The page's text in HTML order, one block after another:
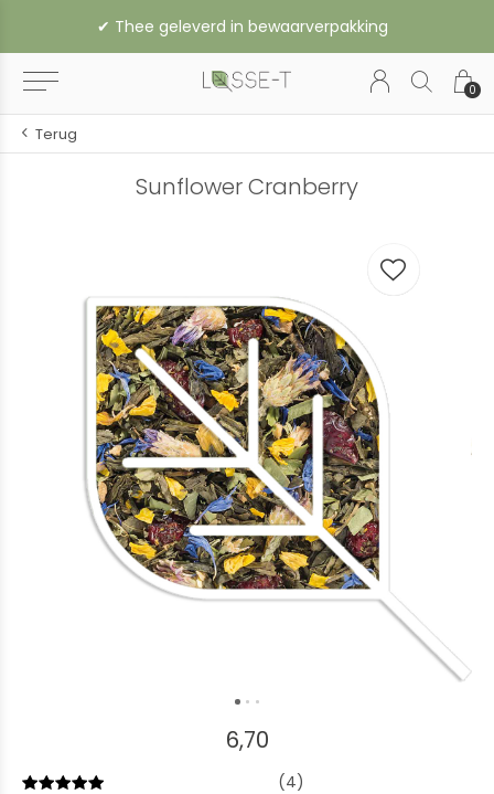
0
geleverd in bewaarverpakking
Terug
Sunflower Cranberry
6,70
(4)